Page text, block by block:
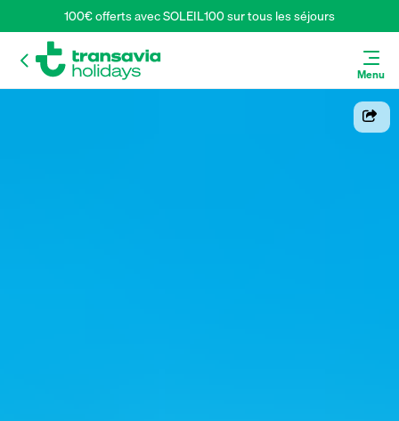
100€ offerts avec SOLEIL100 sur tous les séjours
Menu